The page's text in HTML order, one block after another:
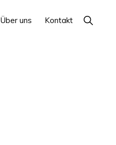
Über uns Kontakt Show
Search